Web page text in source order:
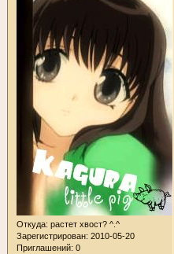
Откуда: растет хвост? ^.^
Зарегистрирован: 2010-05-20
Приглашений: 0